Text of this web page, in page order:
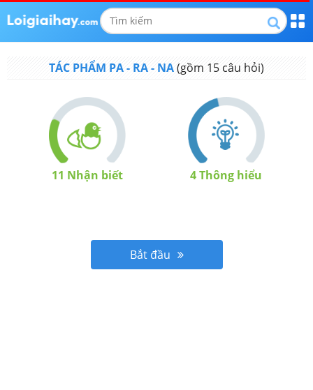
TÁC PHẨM PA - RA - NA(gồm 15 câu hỏi)
11 Nhận biết 4Thông hiểu
Bắt đầu